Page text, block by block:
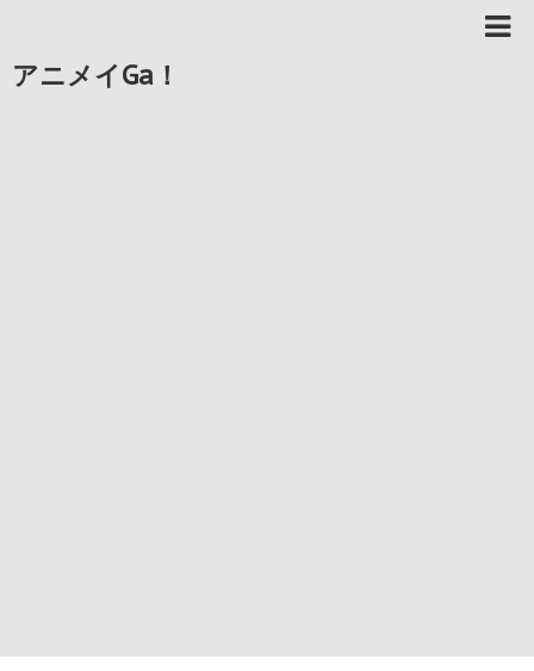
アニメイGa！